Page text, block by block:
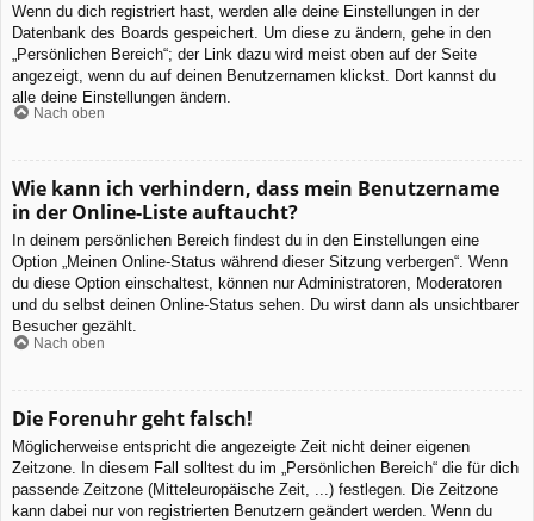
Wenn du dich registriert hast, werden alle deine Einstellungen in der
Datenbank des Boards gespeichert. Um diese zu ändern, gehe in den
„Persönlichen Bereich“; der Link dazu wird meist oben auf der Seite
angezeigt, wenn du auf deinen Benutzernamen klickst. Dort kannst du
alle deine Einstellungen ändern.
Nach oben
Wie kann ich verhindern, dass mein Benutzername
in der Online-Liste auftaucht?
In deinem persönlichen Bereich findest du in den Einstellungen eine
Option „Meinen Online-Status während dieser Sitzung verbergen“. Wenn
du diese Option einschaltest, können nur Administratoren, Moderatoren
und du selbst deinen Online-Status sehen. Du wirst dann als unsichtbarer
Besucher gezählt.
Nach oben
Die Forenuhr geht falsch!
Möglicherweise entspricht die angezeigte Zeit nicht deiner eigenen
Zeitzone. In diesem Fall solltest du im „Persönlichen Bereich“ die für dich
passende Zeitzone (Mitteleuropäische Zeit, ...) festlegen. Die Zeitzone
kann dabei nur von registrierten Benutzern geändert werden. Wenn du